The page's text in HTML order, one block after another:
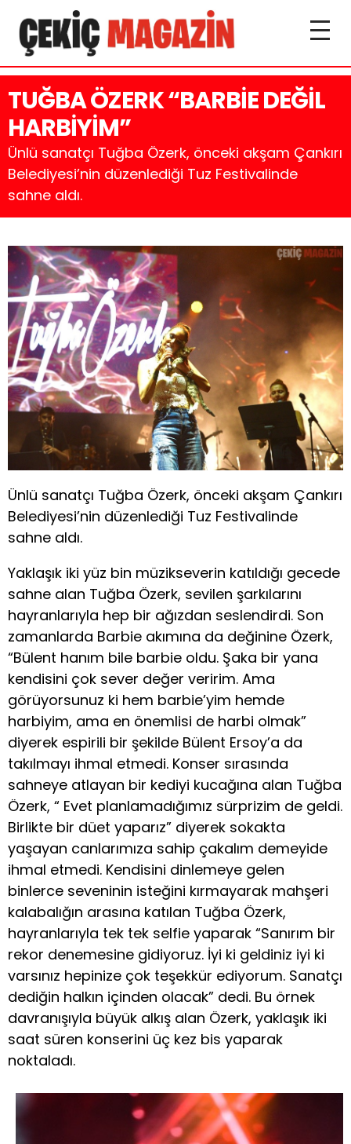
TUĞBA ÖZERK “BARBİE DEĞİL
HARBİYİM”
Ünlü sanatçı Tuğba Özerk, önceki akşam Çankırı
Belediyesi’nin düzenlediği Tuz Festivalinde
sahne aldı.
Ünlü sanatçı Tuğba Özerk, önceki akşam Çankırı
Belediyesi’nin düzenlediği Tuz Festivalinde
sahne aldı.
Yaklaşık iki yüz bin müzikseverin katıldığı gecede
sahne alan Tuğba Özerk, sevilen şarkılarını
hayranlarıyla hep bir ağızdan seslendirdi. Son
zamanlarda Barbie akımına da değinine Özerk,
“Bülent hanım bile barbie oldu. Şaka bir yana
kendisini çok sever değer veririm. Ama
görüyorsunuz ki hem barbie’yim hemde
harbiyim, ama en önemlisi de harbi olmak”
diyerek espirili bir şekilde Bülent Ersoy’a da
takılmayı ihmal etmedi. Konser sırasında
sahneye atlayan bir kediyi kucağına alan Tuğba
Özerk, “ Evet planlamadığımız sürprizim de geldi.
Birlikte bir düet yaparız” diyerek sokakta
yaşayan canlarımıza sahip çakalım demeyide
ihmal etmedi. Kendisini dinlemeye gelen
binlerce seveninin isteğini kırmayarak mahşeri
kalabalığın arasına katılan Tuğba Özerk,
hayranlarıyla tek tek selfie yaparak “Sanırım bir
rekor denemesine gidiyoruz. İyi ki geldiniz iyi ki
varsınız hepinize çok teşekkür ediyorum. Sanatçı
dediğin halkın içinden olacak” dedi. Bu örnek
davranışıyla büyük alkış alan Özerk, yaklaşık iki
saat süren konserini üç kez bis yaparak
noktaladı.